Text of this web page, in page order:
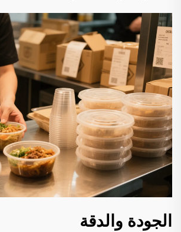
الجودة والدقة